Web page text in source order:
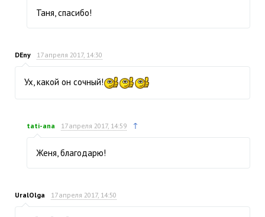
Таня, спасибо!
DEny 17 апреля 2017, 14:30
Ух, какой он сочный!
tati-ana 17 апреля 2017, 14:59 ↑
Женя, благодарю!
UralOlga 17 апреля 2017, 14:50